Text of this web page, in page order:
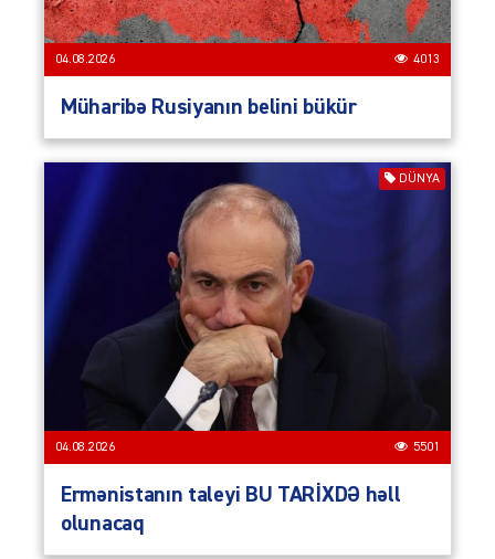
04.08.2026 4013
Müharibə Rusiyanın belini bükür
DÜNYA
04.08.2026 5501
Ermənistanın taleyi BU TARİXDƏ həll
olunacaq